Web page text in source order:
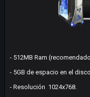
- 512MB Ram
- 5GB de espacio en el
- Resolución 1024x768.